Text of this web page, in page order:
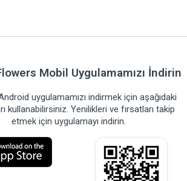
Mobil Uygulamamızı İndirin
uygulamamızı indirmek için aşağıdaki
kullanabilirsiniz. Yenilikleri ve fırsatları takip
etmek için uygulamayı indirin.